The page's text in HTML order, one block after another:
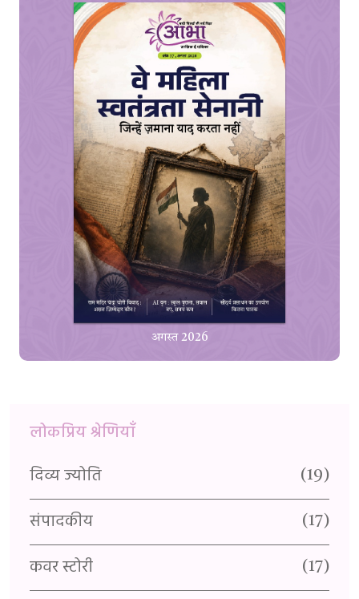
अगस्त 2026
लोकप्रिय श्रेणियाँ
दिव्य ज्योति (19)
संपादकीय (17)
कवर स्टोरी (17)